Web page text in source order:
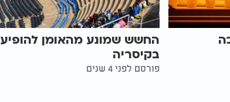
החשש שמונע מהאומן להופיע
בקיסריה
פורסם לפני 4 שנים